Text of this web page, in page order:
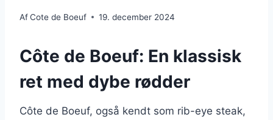
AfCote de Boeuf 19. december 2024
Côte de Boeuf: En klassisk
ret med dybe rødder
Côte de Boeuf, også kendt som rib-eye steak,